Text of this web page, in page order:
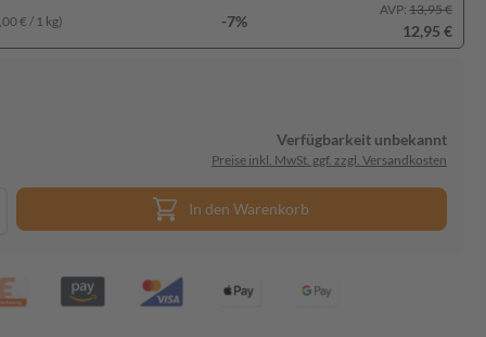
€ / 1 kg) -7%
AVP: 13,95 €
12,95 €
Verfügbarkeit unbekannt
Preise inkl. MwSt. ggf. zzgl. Versandkosten
In den Warenkorb